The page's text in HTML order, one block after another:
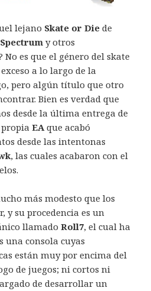
lejano Skate or Die de
Spectrum y otros
No es que el género del skate
a lo largo de la
pero algún título que otro
Bien es verdad que
desde la última entrega de
propiaEAque acabó
desde las intentonas
, las cuales acabaron con el
más modesto que los
y su procedencia es un
llamadoRoll7, el cual ha
una consola cuyas
están muy por encima del
de juegos; ni cortos ni
de desarrollar un